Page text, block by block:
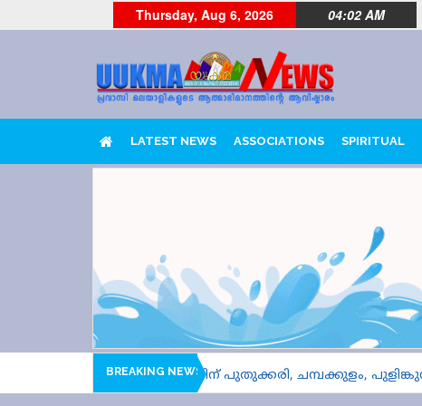
Thursday, Aug 6, 2026 04:02 AM
LATEST NEWS ASSOCIATIONS SPIRITUAL
BREAKING NEWS
ഹീറ്റിൽ ആവേശപ്പോരിന് പുതുക്കരി, ചമ്പക്കുളം, പുളിങ്കുന്ന്